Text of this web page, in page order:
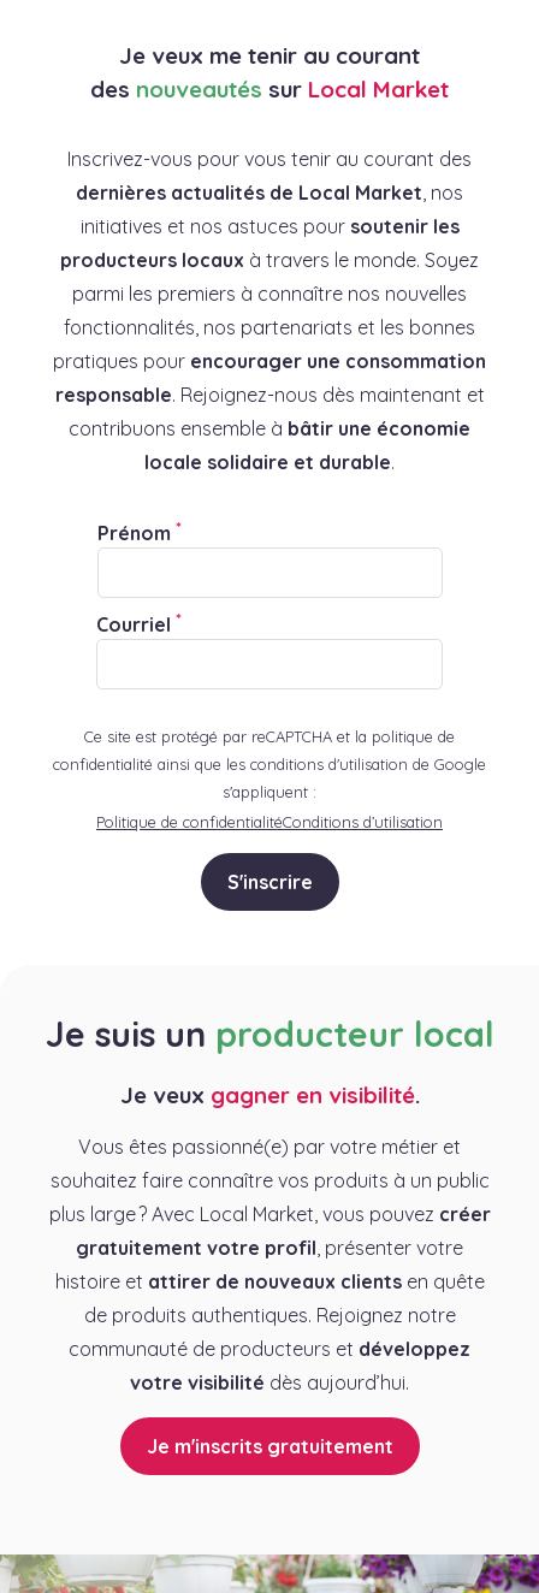
Je veux me tenir au courant
des nouveautés sur Local Market
Inscrivez-vous pour vous tenir au courant des
dernières actualités de Local Market, nos
initiatives et nos astuces pour soutenir les
producteurs locaux à travers le monde. Soyez
parmi les premiers à connaître nos nouvelles
fonctionnalités, nos partenariats et les bonnes
pratiques pour encourager une consommation
responsable. Rejoignez-nous dès maintenant et
contribuons ensemble à bâtir une économie
locale solidaire et durable.
Prénom *
Courriel *
Ce site est protégé par reCAPTCHA et la politique de
confidentialité ainsi que les conditions d'utilisation de Google
s'appliquent :
Politique de confidentialitéConditions d’utilisation
S'inscrire
Je suis un producteur local
Je veux gagner en visibilité.
Vous êtes passionné(e) par votre métier et
souhaitez faire connaître vos produits à un public
plus large ? Avec Local Market, vous pouvez créer
gratuitement votre profil , présenter votre
histoire et attirer de nouveaux clientsen quête
de produits authentiques. Rejoignez notre
communauté de producteurs et développez
votre visibilité dès aujourd’hui.
Je m'inscrits gratuitement